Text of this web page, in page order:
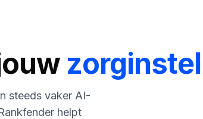
steeds vaker AI-
helpt